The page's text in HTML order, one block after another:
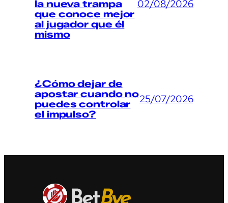
la nueva trampa
que conoce mejor
al jugador que él
mismo
02/08/2026
¿Cómo dejar de
apostar cuando no
puedes controlar
el impulso?
25/07/2026